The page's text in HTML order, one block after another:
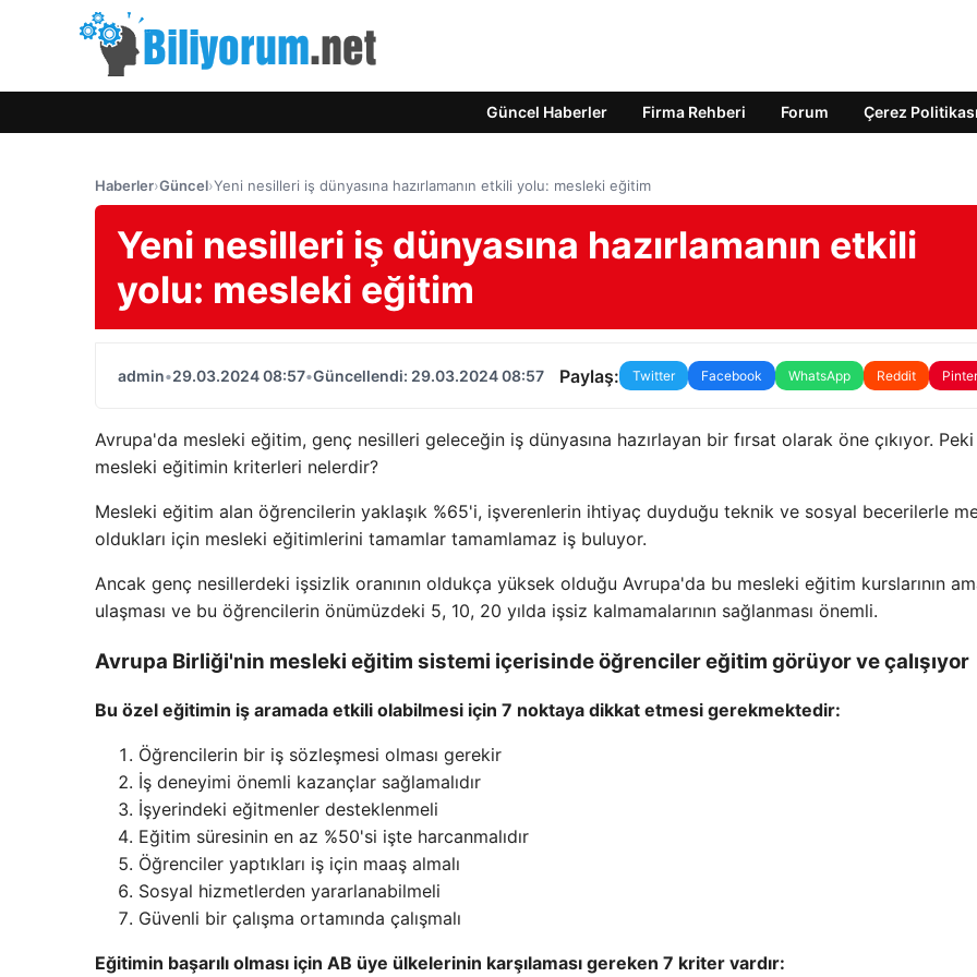
Güncel Haberler Firma Rehberi Forum Çerez Politikası
Haberler›Güncel›Yeni nesilleri iş dünyasına hazırlamanın etkili yolu: mesleki eğitim
Yeni nesilleri iş dünyasına hazırlamanın etkili
yolu: mesleki eğitim
admin•29.03.2024 08:57•Güncellendi: 29.03.2024 08:57 Paylaş: Twitter Facebook WhatsApp Reddit
Avrupa'da mesleki eğitim, genç nesilleri geleceğin iş dünyasına hazırlayan bir fırsat olarak öne çıkıyor.
mesleki eğitimin kriterleri nelerdir?
Mesleki eğitim alan öğrencilerin yaklaşık %65'i, işverenlerin ihtiyaç duyduğu teknik ve sosyal becerilerle
oldukları için mesleki eğitimlerini tamamlar tamamlamaz iş buluyor.
Ancak genç nesillerdeki işsizlik oranının oldukça yüksek olduğu Avrupa'da bu mesleki eğitim kurslarının
ulaşması ve bu öğrencilerin önümüzdeki 5, 10, 20 yılda işsiz kalmamalarının sağlanması önemli.
Avrupa Birliği'nin mesleki eğitim sistemi içerisinde öğrenciler eğitim görüyor ve çalışıyor
Bu özel eğitimin iş aramada etkili olabilmesi için 7 noktaya dikkat etmesi gerekmektedir:
Öğrencilerin bir iş sözleşmesi olması gerekir
İş deneyimi önemli kazançlar sağlamalıdır
İşyerindeki eğitmenler desteklenmeli
Eğitim süresinin en az %50'si işte harcanmalıdır
Öğrenciler yaptıkları iş için maaş almalı
Sosyal hizmetlerden yararlanabilmeli
Güvenli bir çalışma ortamında çalışmalı
Eğitimin başarılı olması için AB üye ülkelerinin karşılaması gereken 7 kriter vardır: